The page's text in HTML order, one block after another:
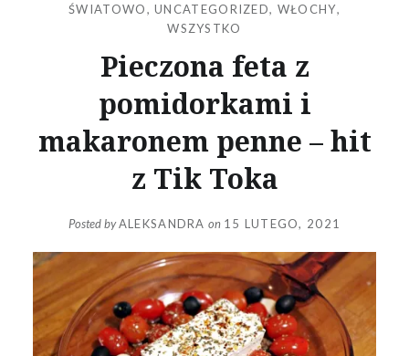
ŚWIATOWO,UNCATEGORIZED, WŁOCHY,
WSZYSTKO
Pieczona feta z
pomidorkami i
makaronem penne – hit
z Tik Toka
Posted byALEKSANDRA on 15 LUTEGO, 2021